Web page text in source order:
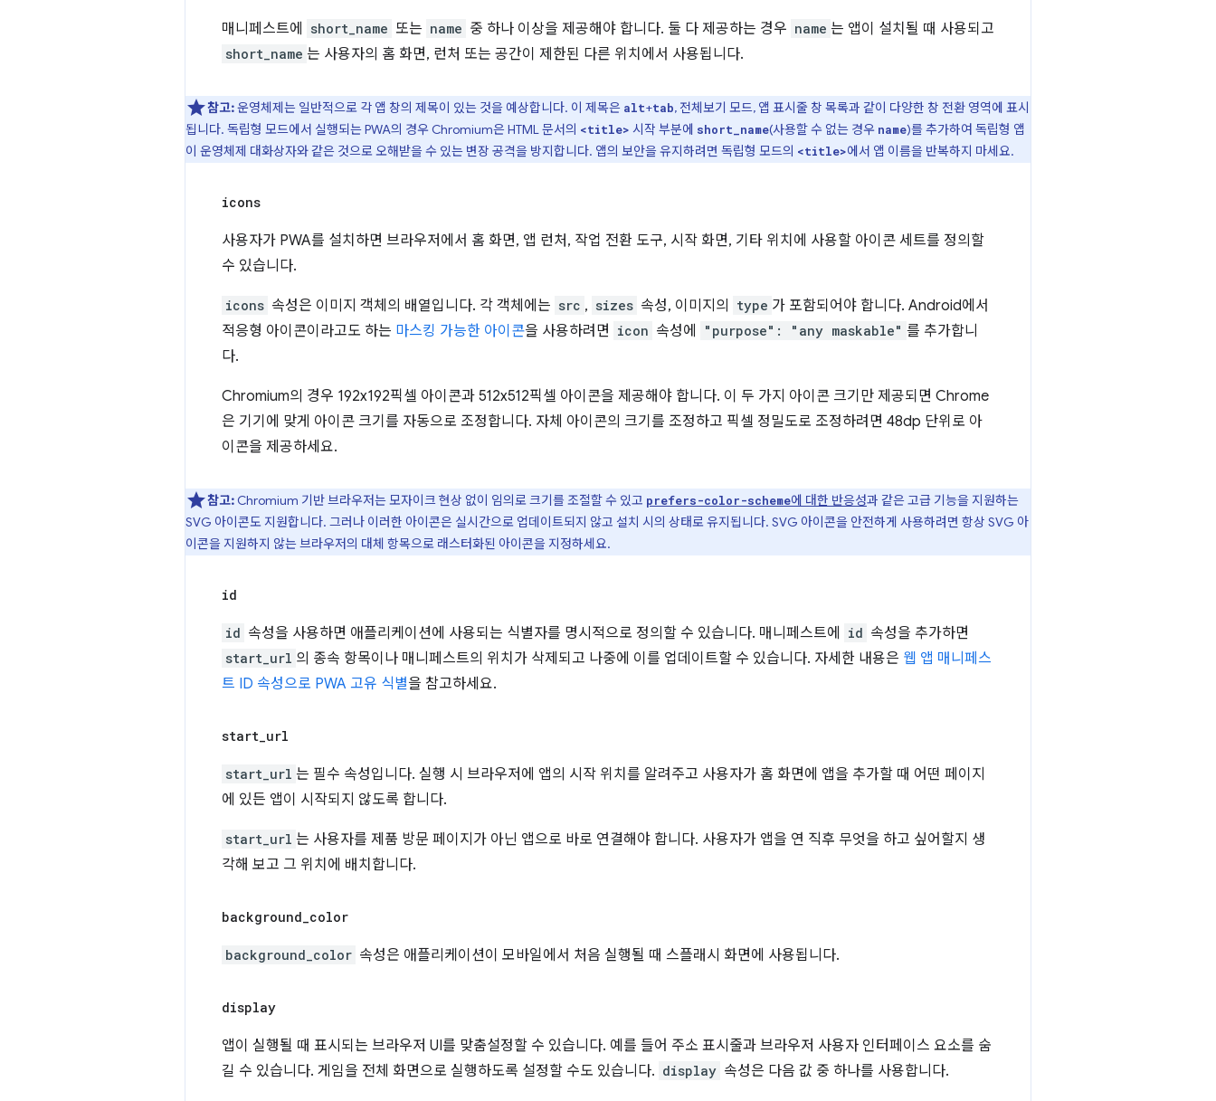
매니페스트에 short_name 또는 name 중 하나 이상을 제공해야 합니다. 둘 다 제공하는 경우 name 는 앱이 설치될 때 사용되고
short_name 는 사용자의 홈 화면, 런처 또는 공간이 제한된 다른 위치에서 사용됩니다.
참고:운영체제는 일반적으로 각 앱 창의 제목이 있는 것을 예상합니다. 이 제목은 alt+tab, 전체보기 모드, 앱 표시줄 창 목록과 같이 다양한 창 전환 영역에 표시
됩니다. 독립형 모드에서 실행되는 PWA의 경우 Chromium은 HTML 문서의 <title> 시작 부분에 short_name(사용할 수 없는 경우 name)를 추가하여 독립형 앱
이 운영체제 대화상자와 같은 것으로 오해받을 수 있는 변장 공격을 방지합니다. 앱의 보안을 유지하려면 독립형 모드의 <title>에서 앱 이름을 반복하지 마세요.
icons
사용자가 PWA를 설치하면 브라우저에서 홈 화면, 앱 런처, 작업 전환 도구, 시작 화면, 기타 위치에 사용할 아이콘 세트를 정의할
수 있습니다.
icons 속성은 이미지 객체의 배열입니다. 각 객체에는 src , sizes 속성, 이미지의 type 가 포함되어야 합니다. Android에서
적응형 아이콘이라고도 하는 마스킹 가능한 아이콘을 사용하려면 icon 속성에 "purpose": "any maskable" 를 추가합니
다.
Chromium의 경우 192x192픽셀 아이콘과 512x512픽셀 아이콘을 제공해야 합니다. 이 두 가지 아이콘 크기만 제공되면 Chrome
은 기기에 맞게 아이콘 크기를 자동으로 조정합니다. 자체 아이콘의 크기를 조정하고 픽셀 정밀도로 조정하려면 48dp 단위로 아
이콘을 제공하세요.
참고: Chromium 기반 브라우저는 모자이크 현상 없이 임의로 크기를 조절할 수 있고 prefers-color-scheme에 대한 반응성과 같은 고급 기능을 지원하는
SVG 아이콘도 지원합니다. 그러나 이러한 아이콘은 실시간으로 업데이트되지 않고 설치 시의 상태로 유지됩니다. SVG 아이콘을 안전하게 사용하려면 항상 SVG 아
이콘을 지원하지 않는 브라우저의 대체 항목으로 래스터화된 아이콘을 지정하세요.
id
id 속성을 사용하면 애플리케이션에 사용되는 식별자를 명시적으로 정의할 수 있습니다. 매니페스트에 id 속성을 추가하면
start_url 의 종속 항목이나 매니페스트의 위치가 삭제되고 나중에 이를 업데이트할 수 있습니다. 자세한 내용은 웹 앱 매니페스
트 ID 속성으로 PWA 고유 식별을 참고하세요.
start_url
start_url 는 필수 속성입니다. 실행 시 브라우저에 앱의 시작 위치를 알려주고 사용자가 홈 화면에 앱을 추가할 때 어떤 페이지
에 있든 앱이 시작되지 않도록 합니다.
start_url 는 사용자를 제품 방문 페이지가 아닌 앱으로 바로 연결해야 합니다. 사용자가 앱을 연 직후 무엇을 하고 싶어할지 생
각해 보고 그 위치에 배치합니다.
background_color
background_color 속성은 애플리케이션이 모바일에서 처음 실행될 때 스플래시 화면에 사용됩니다.
display
앱이 실행될 때 표시되는 브라우저 UI를 맞춤설정할 수 있습니다. 예를 들어 주소 표시줄과 브라우저 사용자 인터페이스 요소를 숨
길 수 있습니다. 게임을 전체 화면으로 실행하도록 설정할 수도 있습니다. display 속성은 다음 값 중 하나를 사용합니다.